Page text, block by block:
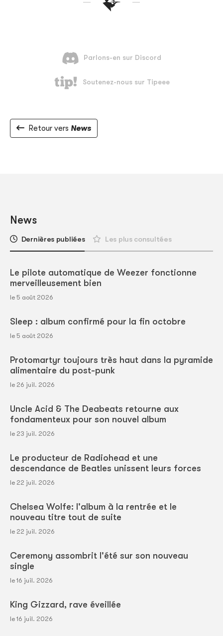
Retour vers News
News
Dernières publiées Les plus consultées
Le pilote automatique de Weezer fonctionne
merveilleusement bien
le 5 août 2026
Sleep : album confirmé pour la fin octobre
le 5 août 2026
Protomartyr toujours très haut dans la pyramide
alimentaire du post-punk
le 26 juil. 2026
Uncle Acid & The Deabeats retourne aux
fondamenteux pour son nouvel album
le 23 juil. 2026
Le producteur de Radiohead et une
descendance de Beatles unissent leurs forces
le 22 juil. 2026
Chelsea Wolfe: l'album à la rentrée et le
nouveau titre tout de suite
le 22 juil. 2026
Ceremony assombrit l'été sur son nouveau
single
le 16 juil. 2026
King Gizzard, rave éveillée
le 16 juil. 2026